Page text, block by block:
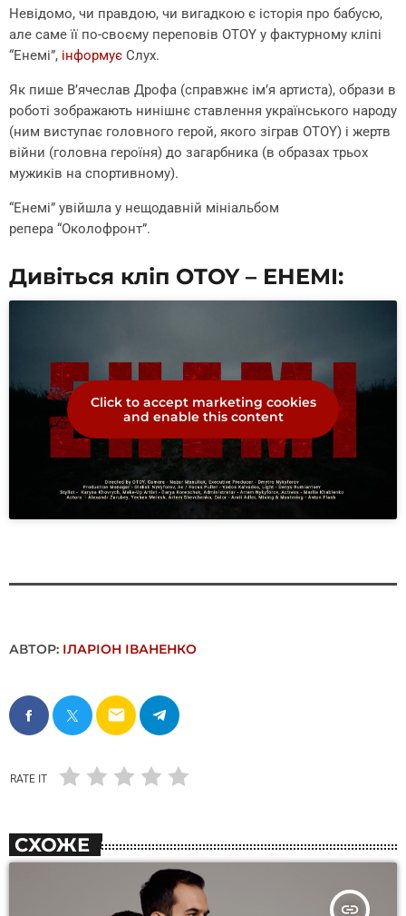
Невідомо, чи правдою, чи вигадкою є історія про бабусю,
але саме її по-своєму переповів OTOY у фактурному кліпі
“Енемі”, інформує Слух.
Як пише В’ячеслав Дрофа (справжнє ім’я артиста), образи в
роботі зображають нинішнє ставлення українського народу
(ним виступає головного герой, якого зіграв OTOY) і жертв
війни (головна героїня) до загарбника (в образах трьох
мужиків на спортивному).
“Енемі” увійшла у нещодавній мініальбом
репера “Околофронт”.
Дивіться кліп OTOY – ЕНЕМІ:
Click to accept marketing cookies
and enable this content
АВТОР: ІЛАРІОН ІВАНЕНКО
email
RATE IT
СХОЖЕ
insert_link